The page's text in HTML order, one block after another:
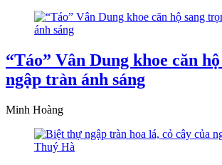
“Táo” Vân Dung khoe căn
ngập tràn ánh sáng
Minh Hoàng